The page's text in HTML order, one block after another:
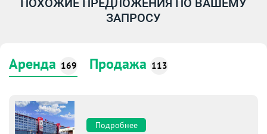
ПОХОЖИЕ ПРЕДЛОЖЕНИЯ ПО ВАШЕМУ
ЗАПРОСУ
Аренда 169 Продажа 113
Подробнее